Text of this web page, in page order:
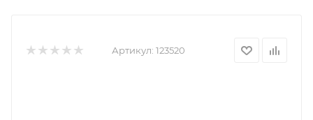
Артикул: 123520